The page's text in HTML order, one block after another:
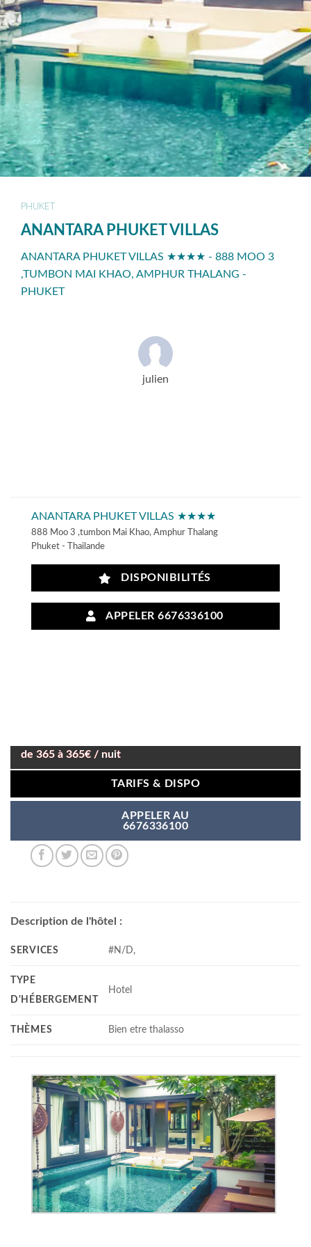
PHUKET
ANANTARA PHUKET VILLAS
ANANTARA PHUKET VILLAS ★★★★ - 888 MOO 3
,TUMBON MAI KHAO, AMPHUR THALANG -
PHUKET
julien
ANANTARA PHUKET VILLAS ★★★★
888 Moo 3 ,tumbon Mai Khao, Amphur Thalang
Phuket - Thailande
DISPONIBILITÉS
APPELER 6676336100
de 365 à 365€ / nuit
TARIFS & DISPO
APPELER AU
6676336100
Description de l'hôtel :
SERVICES #N/D,
TYPE
D'HÉBERGEMENT
Hotel
THÈMES Bien etre thalasso